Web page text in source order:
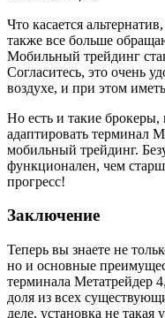
Что касается
также все больше
Мобильный трейдинг
Согласитесь, это очень
воздухе, и при этом
Но есть и такие
адаптировать терминал
мобильный трейдинг.
функционален, чем
прогресс!
Заключение
Теперь вы знаете не
но и основные
терминала Метатрейдер
доля из всех
деле, установка не